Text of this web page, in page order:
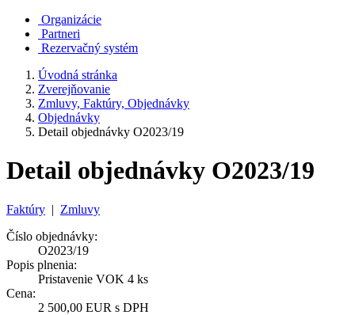
Organizácie
Partneri
Rezervačný systém
Úvodná stránka
Zverejňovanie
Zmluvy, Faktúry, Objednávky
Objednávky
Detail objednávky O2023/19
Detail objednávky O2023/19
Faktúry | Zmluvy
Číslo objednávky:
O2023/19
Popis plnenia:
Pristavenie VOK 4 ks
Cena:
2 500,00 EUR s DPH